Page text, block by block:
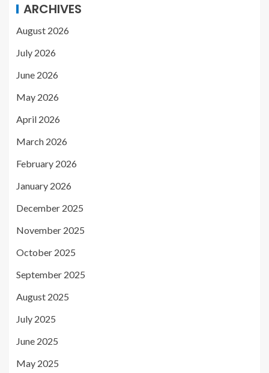
ARCHIVES
August 2026
July 2026
June 2026
May 2026
April 2026
March 2026
February 2026
January 2026
December 2025
November 2025
October 2025
September 2025
August 2025
July 2025
June 2025
May 2025